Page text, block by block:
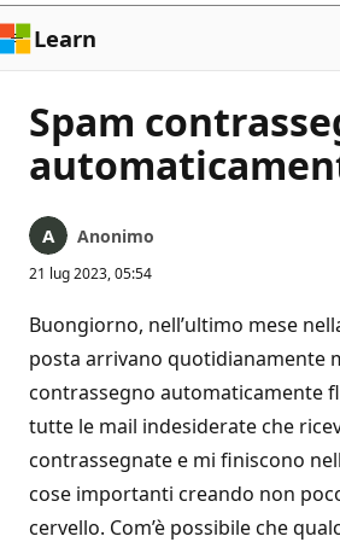
Learn
Spam
Anonimo
21 lug 2023, 05:54
Buongiorno, nell’ultimo mese
posta arrivano quotidianamente
contrassegno automaticamente
tutte le mail indesiderate che
contrassegnate e mi finiscono
cose importanti creando non
cervello. Com’è possibile che